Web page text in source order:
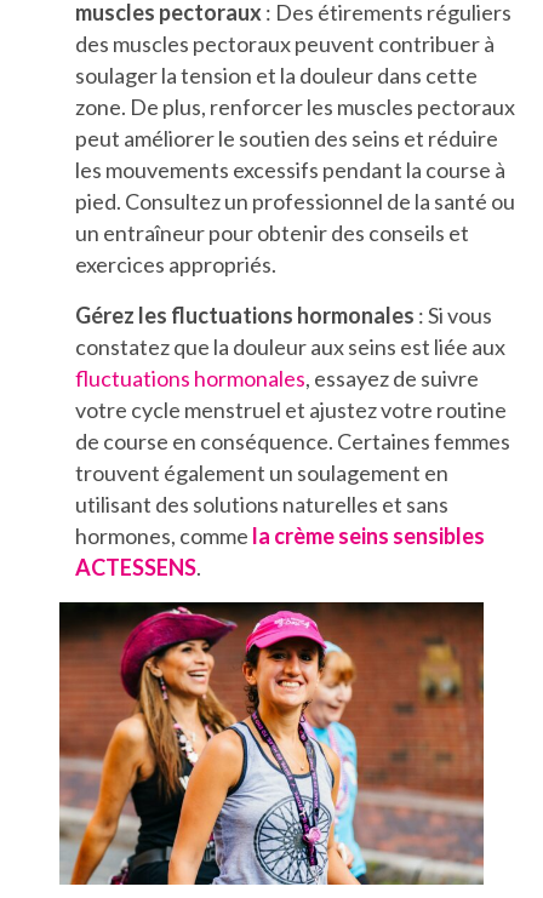
muscles pectoraux : Des étirements réguliers
des muscles pectoraux peuvent contribuer à
soulager la tension et la douleur dans cette
zone. De plus, renforcer les muscles pectoraux
peut améliorer le soutien des seins et réduire
les mouvements excessifs pendant la course à
pied. Consultez un professionnel de la santé ou
un entraîneur pour obtenir des conseils et
exercices appropriés.
Gérez les fluctuations hormonales : Si vous
constatez que la douleur aux seins est liée aux
fluctuations hormonales, essayez de suivre
votre cycle menstruel et ajustez votre routine
de course en conséquence. Certaines femmes
trouvent également un soulagement en
utilisant des solutions naturelles et sans
hormones, comme la crème seins sensibles
ACTESSENS.